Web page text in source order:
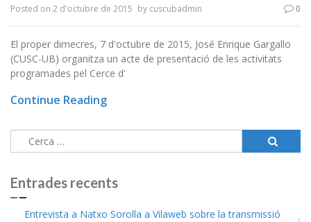
Posted on 2 d'octubre de 2015 by cuscubadmin 0
El proper dimecres, 7 d'octubre de 2015, José Enrique Gargallo
(CUSC-UB) organitza un acte de presentació de les activitats
programades pel Cerce d'
Continue Reading
Cerca:
Entrades recents
Entrevista a Natxo Sorolla a Vilaweb sobre la transmissió